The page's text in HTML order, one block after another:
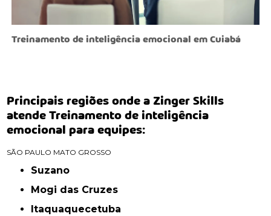
Treinamento de inteligência emocional em Cuiabá
Principais regiões onde a Zinger Skills
atende Treinamento de inteligência
emocional para equipes:
SÃO PAULO MATO GROSSO
Suzano
Mogi das Cruzes
Itaquaquecetuba